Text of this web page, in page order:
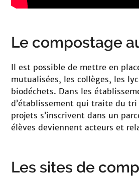
Le compostage
Il est possible de mettre en
mutualisées, les collèges, les
biodéchets. Dans les
d’établissement qui traite du
projets s’inscrivent dans un
élèves deviennent acteurs et
Les sites de